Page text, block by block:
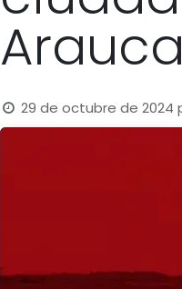
29 de octubre de 2024